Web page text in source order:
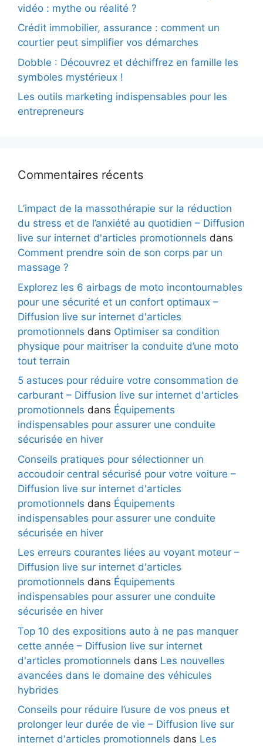
vidéo : mythe ou réalité ?
Crédit immobilier, assurance : comment un
courtier peut simplifier vos démarches
Dobble : Découvrez et déchiffrez en famille les
symboles mystérieux !
Les outils marketing indispensables pour les
entrepreneurs
Commentaires récents
L’impact de la massothérapie sur la réduction
du stress et de l’anxiété au quotidien – Diffusion
live sur internet d'articles promotionnels dans
Comment prendre soin de son corps par un
massage ?
Explorez les 6 airbags de moto incontournables
pour une sécurité et un confort optimaux –
Diffusion live sur internet d'articles
promotionnels dans Optimiser sa condition
physique pour maitriser la conduite d’une moto
tout terrain
5 astuces pour réduire votre consommation de
carburant – Diffusion live sur internet d'articles
promotionnels dans Équipements
indispensables pour assurer une conduite
sécurisée en hiver
Conseils pratiques pour sélectionner un
accoudoir central sécurisé pour votre voiture –
Diffusion live sur internet d'articles
promotionnels dans Équipements
indispensables pour assurer une conduite
sécurisée en hiver
Les erreurs courantes liées au voyant moteur –
Diffusion live sur internet d'articles
promotionnels dans Équipements
indispensables pour assurer une conduite
sécurisée en hiver
Top 10 des expositions auto à ne pas manquer
cette année – Diffusion live sur internet
d'articles promotionnels dans Les nouvelles
avancées dans le domaine des véhicules
hybrides
Conseils pour réduire l’usure de vos pneus et
prolonger leur durée de vie – Diffusion live sur
internet d'articles promotionnels dans Les